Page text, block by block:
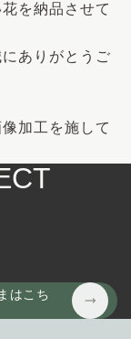
を納品させて
ありがとうご
加工を施して
はこち